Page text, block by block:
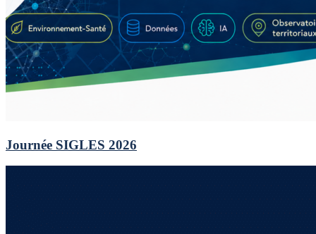
Journée SIGLES 2026